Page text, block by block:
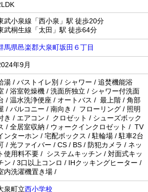
武小泉線「西小泉」駅 徒歩20分
武桐生線「太田」駅 徒歩64分
馬県邑楽郡大泉町坂田６丁目
年9月
湯 / バストイレ別 / シャワー / 追焚機能浴
/ 浴室乾燥機 / 洗面所独立 / シャワー付洗面
/ 温水洗浄便座 / オートバス / 最上階 / 角部
/ バルコニー / 南向き / フローリング / 照明
き / エアコン / クロゼット / シューズボック
/ 全居室収納 / ウォークインクロゼット / TV
ンターホン / 宅配ボックス / 駐輪場 / 駐車2台
/ 光ファイバー / CS / BS / 防犯カメラ / ネッ
ト使用料不要 / システムキッチン / 対面式キッ
ン / 3口以上コンロ / IHクッキングヒーター /
内洗濯機置き場 /
泉町立西小学校